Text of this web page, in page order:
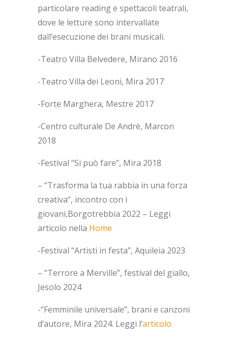
particolare reading e spettacoli teatrali,
dove le letture sono intervallate
dall’esecuzione dei brani musicali.
-Teatro Villa Belvedere, Mirano 2016
-Teatro Villa dei Leoni, Mira 2017
-Forte Marghera, Mestre 2017
-Centro culturale De Andrè, Marcon
2018
-Festival “Si può fare”, Mira 2018
– “Trasforma la tua rabbia in una forza
creativa”, incontro con i
giovani,Borgotrebbia 2022 – Leggi
articolo nella Home
-Festival “Artisti in festa”, Aquileia 2023
– “Terrore a Merville”, festival del giallo,
Jesolo 2024
-“Femminile universale”, brani e canzoni
d’autore, Mira 2024. Leggi l’articolo